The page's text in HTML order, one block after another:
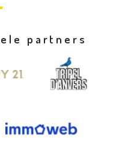
partners